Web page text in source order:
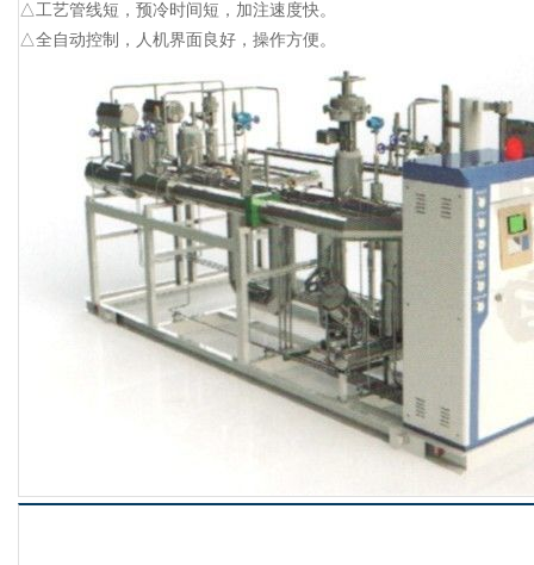
△工艺管线短，预冷时间短，加注速度快。
△全自动控制，人机界面良好，操作方便。